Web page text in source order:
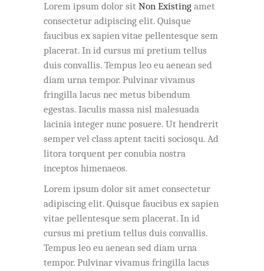
Lorem ipsum dolor sit Non Existing amet
consectetur adipiscing elit. Quisque
faucibus ex sapien vitae pellentesque sem
placerat. In id cursus mi pretium tellus
duis convallis. Tempus leo eu aenean sed
diam urna tempor. Pulvinar vivamus
fringilla lacus nec metus bibendum
egestas. Iaculis massa nisl malesuada
lacinia integer nunc posuere. Ut hendrerit
semper vel class aptent taciti sociosqu. Ad
litora torquent per conubia nostra
inceptos himenaeos.
Lorem ipsum dolor sit amet consectetur
adipiscing elit. Quisque faucibus ex sapien
vitae pellentesque sem placerat. In id
cursus mi pretium tellus duis convallis.
Tempus leo eu aenean sed diam urna
tempor. Pulvinar vivamus fringilla lacus